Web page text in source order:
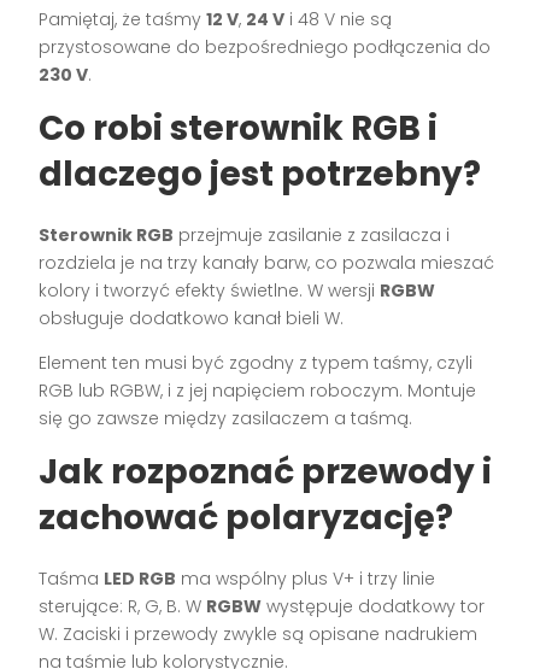
Pamiętaj, że taśmy12 V, 24 V i 48 V nie są
przystosowane do bezpośredniego podłączenia do
230 V.
Co robi sterownik RGB i
dlaczego jest potrzebny?
Sterownik RGB przejmuje zasilanie z zasilacza i
rozdziela je na trzy kanały barw, co pozwala mieszać
kolory i tworzyć efekty świetlne. W wersji RGBW
obsługuje dodatkowo kanał bieli W.
Element ten musi być zgodny z typem taśmy, czyli
RGB lub RGBW, i z jej napięciem roboczym. Montuje
się go zawsze między zasilaczem a taśmą.
Jak rozpoznać przewody i
zachować polaryzację?
Taśma LED RGB ma wspólny plus V+ i trzy linie
sterujące: R, G, B. W RGBW występuje dodatkowy tor
W. Zaciski i przewody zwykle są opisane nadrukiem
na taśmie lub kolorystycznie.